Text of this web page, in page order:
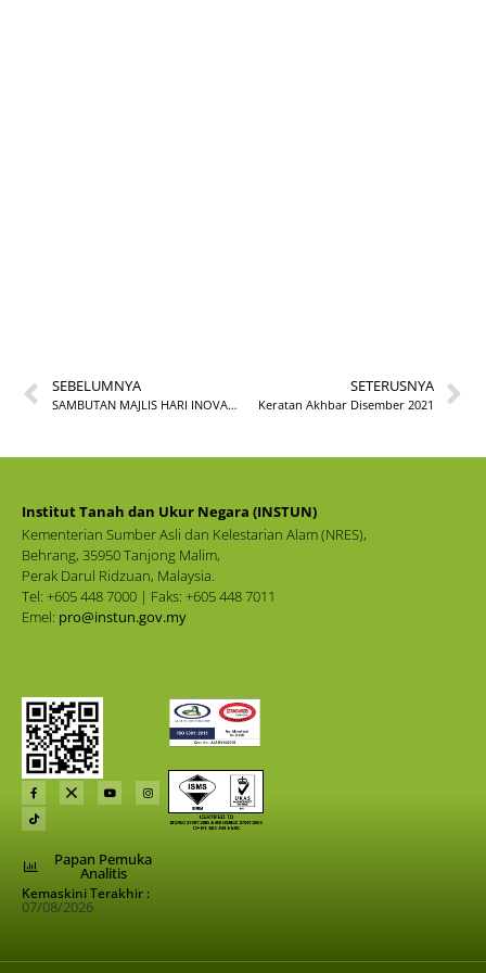
SEBELUMNYA
SAMBUTAN MAJLIS HARI INOVASI INSTUN TAHUN 2021
SETERUSNYA
Keratan Akhbar Disember 2021
Institut Tanah dan Ukur Negara (INSTUN)
Kementerian Sumber Asli dan Kelestarian Alam (NRES),
Behrang, 35950 Tanjong Malim,
Perak Darul Ridzuan, Malaysia.
Tel: +605 448 7000 | Faks: +605 448 7011
Emel: pro@instun.gov.my
Papan Pemuka
Analitis
Kemaskini Terakhir :
07/08/2026